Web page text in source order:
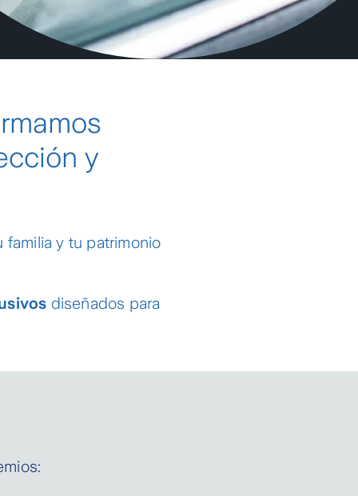
y
familia y tu patrimonio
diseñados para